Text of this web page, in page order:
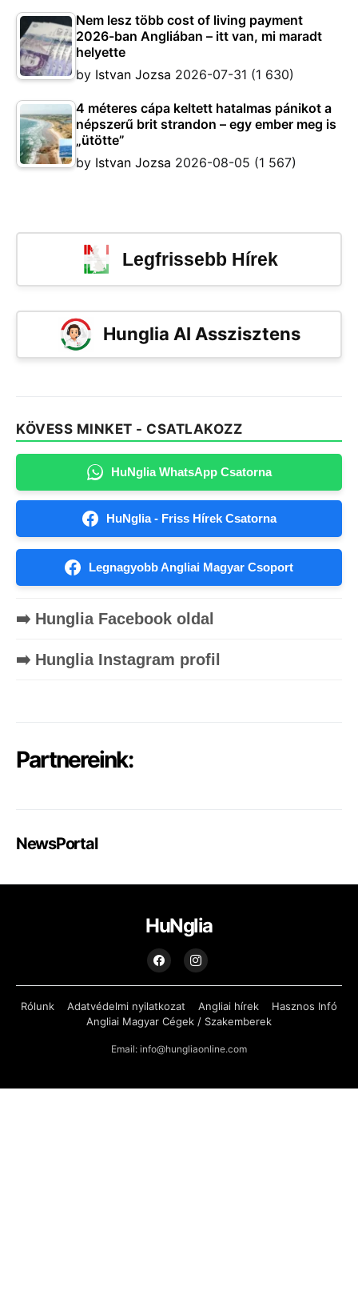
Nem lesz több cost of living payment
2026-ban Angliában – itt van, mi maradt
helyette
by Istvan Jozsa 2026-07-31 (1 630)
4 méteres cápa keltett hatalmas pánikot a
népszerű brit strandon – egy ember meg is
„ütötte”
by Istvan Jozsa 2026-08-05 (1 567)
Legfrissebb Hírek
Hunglia AI Asszisztens
KÖVESS MINKET - CSATLAKOZZ
HuNglia WhatsApp Csatorna
HuNglia - Friss Hírek Csatorna
Legnagyobb Angliai Magyar Csoport
➡️ Hunglia Facebook oldal
➡️ Hunglia Instagram profil
Partnereink:
NewsPortal
HuNglia
Rólunk Adatvédelmi nyilatkozat Angliai hírek
Hasznos Infó
Angliai Magyar Cégek / Szakemberek
Email: info@hungliaonline.com